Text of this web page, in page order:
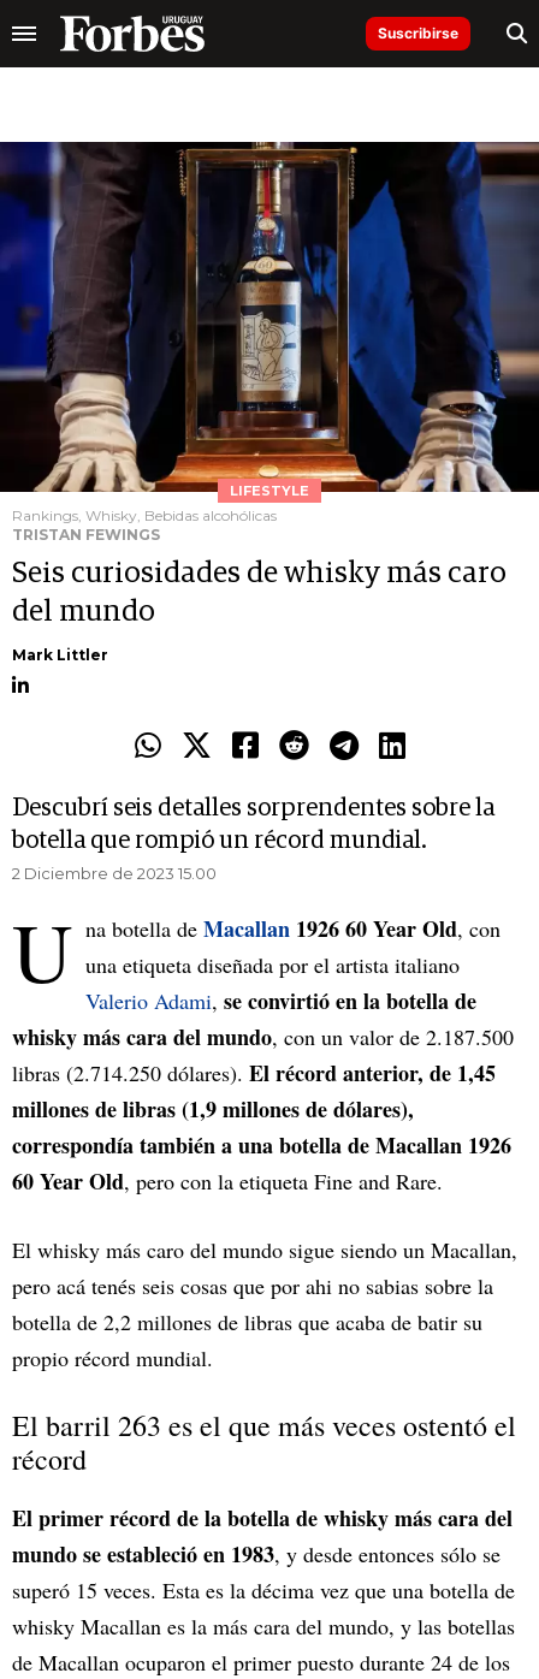
Suscribirse
LIFESTYLE
Rankings, Whisky, Bebidas alcohólicas
TRISTAN FEWINGS
Seis curiosidades de whisky más caro
del mundo
Mark Littler
Descubrí seis detalles sorprendentes sobre la
botella que rompió un récord mundial.
2 Diciembre de 2023 15.00
U na botella de Macallan 1926 60 Year Old, con
una etiqueta diseñada por el artista italiano
Valerio Adami, se convirtió en la botella de
whisky más cara del mundo, con un valor de 2.187.500
libras (2.714.250 dólares). El récord anterior, de 1,45
millones de libras (1,9 millones de dólares),
correspondía también a una botella de Macallan 1926
60 Year Old, pero con la etiqueta Fine and Rare.
El whisky más caro del mundo sigue siendo un Macallan,
pero acá tenés seis cosas que por ahi no sabias sobre la
botella de 2,2 millones de libras que acaba de batir su
propio récord mundial.
El barril 263 es el que más veces ostentó el
récord
El primer récord de la botella de whisky más cara del
mundo se estableció en 1983, y desde entonces sólo se
superó 15 veces. Esta es la décima vez que una botella de
whisky Macallan es la más cara del mundo, y las botellas
de Macallan ocuparon el primer puesto durante 24 de los